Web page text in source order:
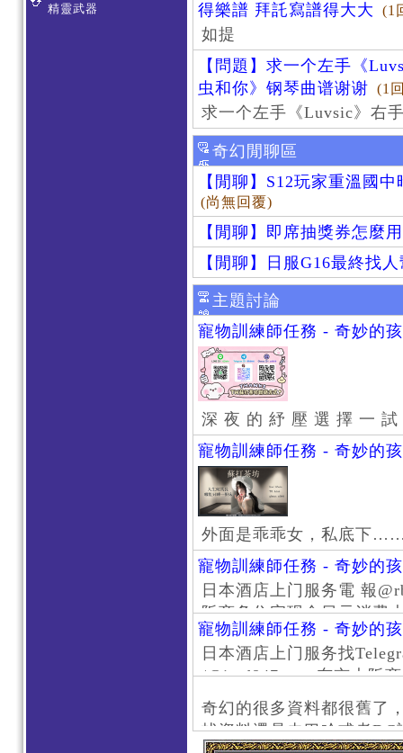
精靈武器
得樂譜 拜託寫譜得大大
(1
如提
【問題】求一个左手《
虫和你》钢琴曲谱谢谢 (1
求一个左手《Luvsic》右
奇幻閒聊區
【閒聊】S12玩家重溫國
(尚無回覆)
【閒聊】即席抽獎券怎麼
【閒聊】日服G16最終找
主題討論
寵物訓練師任務 - 奇妙的
深 夜 的 紓 壓 選 擇 一
寵物訓練師任務 - 奇妙的
外面是乖乖女，私底下
寵物訓練師任務 - 奇妙的
日本酒店上门服务電 報
阪商务住宅现金日元消费
京风俗 #大阪风俗 #东京
上门服务新宿风俗 #梅田
#日本萝莉 #大阪萝莉 #日
寵物訓練師任務 - 奇妙的
日本酒店上门服务找
/@jptd847utpp 东京大阪
京旅游 #大阪旅游 #东京
东京上门服务 #大阪上门
心斋桥风俗 #日本女孩 #
奇幻的很多資料都很舊了
找資料還是去巴哈或者